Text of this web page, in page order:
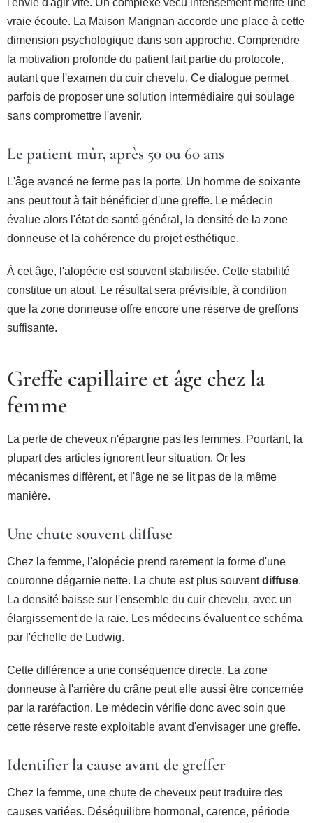
vraie écoute. La Maison Marignan accorde une place à cette
dimension psychologique dans son approche. Comprendre
la motivation profonde du patient fait partie du protocole,
autant que l'examen du cuir chevelu. Ce dialogue permet
parfois de proposer une solution intermédiaire qui soulage
sans compromettre l'avenir.
Le patient mûr, après 50 ou 60 ans
L'âge avancé ne ferme pas la porte. Un homme de soixante
ans peut tout à fait bénéficier d'une greffe. Le médecin
évalue alors l'état de santé général, la densité de la zone
donneuse et la cohérence du projet esthétique.
À cet âge, l'alopécie est souvent stabilisée. Cette stabilité
constitue un atout. Le résultat sera prévisible, à condition
que la zone donneuse offre encore une réserve de greffons
suffisante.
Greffe capillaire et âge chez la
femme
La perte de cheveux n'épargne pas les femmes. Pourtant, la
plupart des articles ignorent leur situation. Or les
mécanismes diffèrent, et l'âge ne se lit pas de la même
manière.
Une chute souvent diffuse
Chez la femme, l'alopécie prend rarement la forme d'une
couronne dégarnie nette. La chute est plus souventdiffuse.
La densité baisse sur l'ensemble du cuir chevelu, avec un
élargissement de la raie. Les médecins évaluent ce schéma
par l'échelle de Ludwig.
Cette différence a une conséquence directe. La zone
donneuse à l'arrière du crâne peut elle aussi être concernée
par la raréfaction. Le médecin vérifie donc avec soin que
cette réserve reste exploitable avant d'envisager une greffe.
Identifier la cause avant de greffer
Chez la femme, une chute de cheveux peut traduire des
causes variées. Déséquilibre hormonal, carence, période